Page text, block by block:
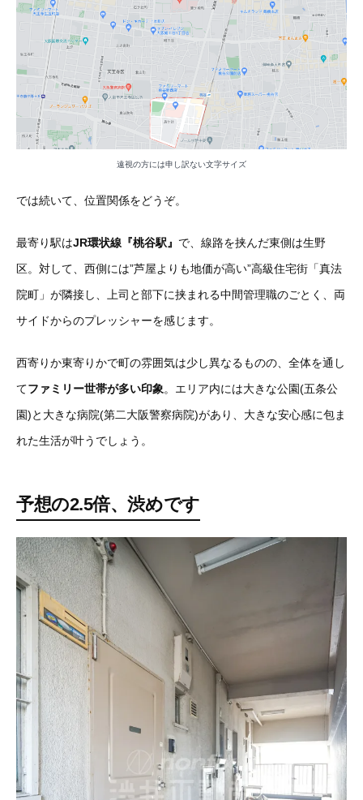
遠視の方には申し訳ない文字サイズ
では続いて、位置関係をどうぞ。
最寄り駅はJR環状線『桃谷駅』 で、線路を挟んだ東側は生野
区。対して、西側には”芦屋よりも地価が高い”高級住宅街「真法
院町」が隣接し、上司と部下に挟まれる中間管理職のごとく、両
サイドからのプレッシャーを感じます。
西寄りか東寄りかで町の雰囲気は少し異なるものの、全体を通し
てファミリー世帯が多い印象。エリア内には大きな公園(五条公
園)と大きな病院(第二大阪警察病院)があり、大きな安心感に包ま
れた生活が叶うでしょう。
予想の2.5倍、渋めです